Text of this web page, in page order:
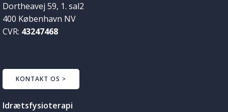
Dortheavej 59, 1. sal2
400 København NV
CVR: 43247468
KONTAKT OS >
Idrætsfysioterapi